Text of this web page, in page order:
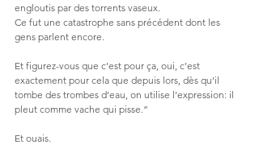
engloutis par des torrents vaseux.
Ce fut une catastrophe sans précédent dont les
gens parlent encore.
Et figurez-vous que c’est pour ça, oui, c’est
exactement pour cela que depuis lors, dès qu’il
tombe des trombes d’eau, on utilise l’expression: il
pleut comme vache qui pisse.”
Et ouais.